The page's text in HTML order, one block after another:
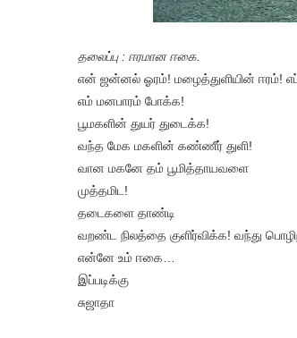
தலைப்பு : ஈரமான ஈகை.
என் ஜன்னல் ஓரம்! மழைத்துளியின் ஈரம்!
எம் மனபாரம் போக்க!
பூமகளின் துயர் துடைக்க!
வந்த மேக மகளின் கண்ணீர் துளி!
வான மகனே தம் பூமித்தாயவளை
முத்தமிட!
தடைகளை தாண்டி
வறண்ட நிலத்தை குளிர்விக்க! வந்து
என்னே உம் ஈகை…
இப்படிக்கு
சுஜாதா